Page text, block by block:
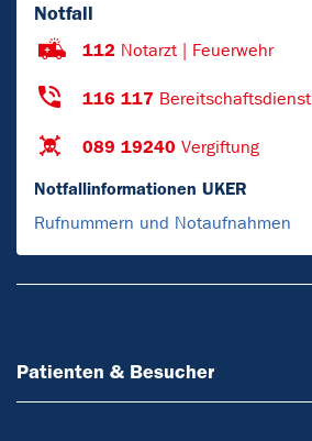
Notfall
112 Notarzt | Feuerwehr
116 117 Bereitschaftsdienst
089 19240 Vergiftung
Notfallinformationen UKER
Rufnummern und Notaufnahmen
Patienten & Besucher